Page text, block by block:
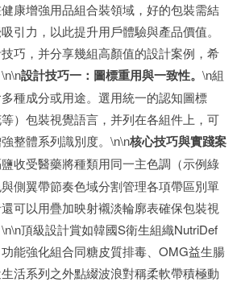
康增強用品組合裝領域，好的包裝需結
引力，以此提升用戶體驗與產品價值。
巧，并分享幾組高顏值的設計案例，希
設計技巧一：圖標重用與一致性。 \n組
種成分或用途。選用統一的認知圖標
等）包裝視覺語言，并列在各組件上，可
整體系列識別度。\n\n核心技巧與實踐案
收受醫藥將種類用同一主色調（示例綠
側翼帶節奏色域分割管理各項帶區別單
可以用疊加映射襯淡輪廓表確保包裝視
頂級設計賞如韓國S衛生組織NutriDef
能強化組合同糖皮質排毒、OMG益生腸
活系列之外點綴波浪對稱柔軟帶積極動